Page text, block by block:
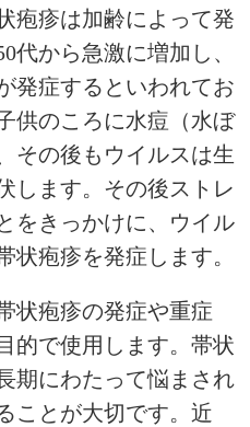
疱疹は加齢によって発
代から急激に増加し、
発症するといわれてお
供のころに水痘（水ぼ
その後もウイルスは生
します。その後ストレ
をきっかけに、ウイル
状疱疹を発症します。
状疱疹の発症や重症
的で使用します。帯状
期にわたって悩まされ
ことが大切です。近